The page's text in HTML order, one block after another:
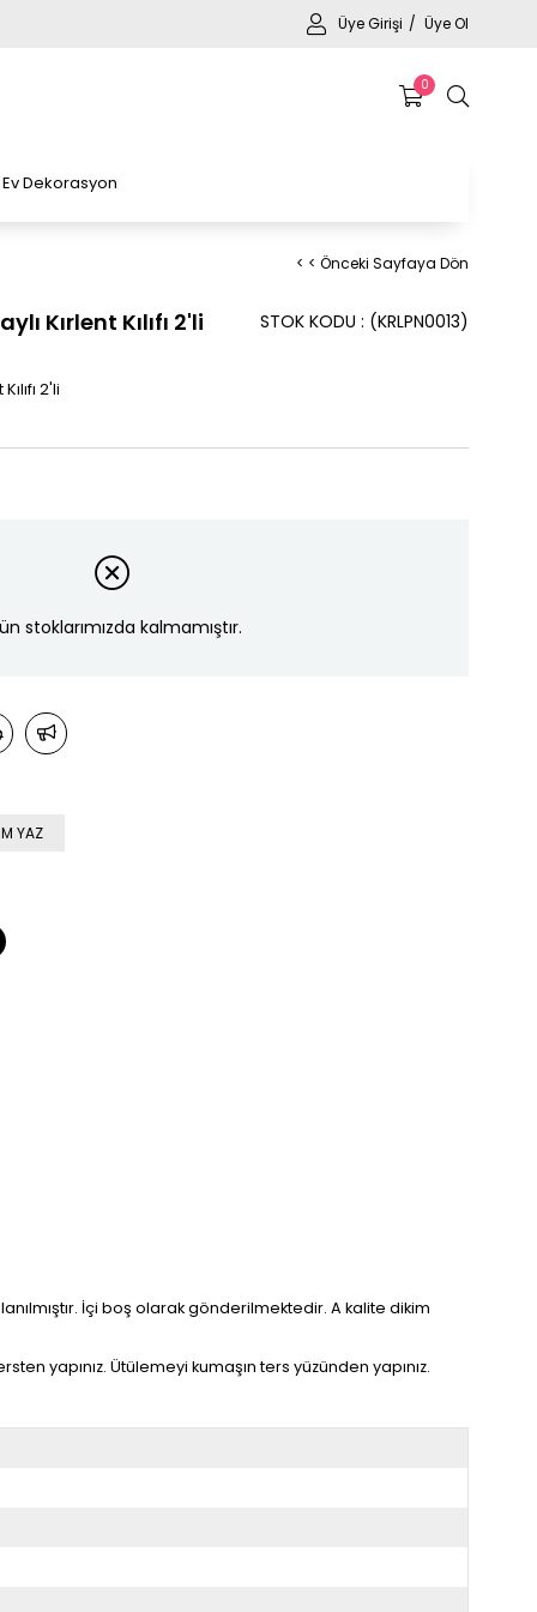
Üye Girişi Üye Ol
0
Ev Dekorasyon
< < Önceki Sayfaya Dön
Kırlent Kılıfı 2'li (KRLPN0013)
STOK KODU
2'li
stoklarımızda kalmamıştır.
YAZ
İçi boş olarak gönderilmektedir. A kalite dikim
yapınız. Ütülemeyi kumaşın ters yüzünden yapınız.